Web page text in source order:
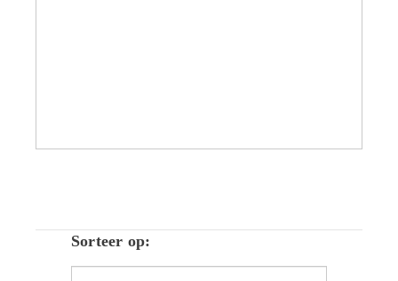
Sorteer op: